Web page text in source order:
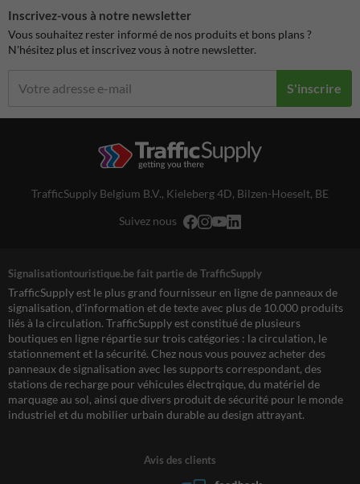
Inscrivez-vous à notre newsletter
Vous souhaitez rester informé de nos produits et bons plans ?
N'hésitez plus et inscrivez vous à notre newsletter.
S'inscrire
TrafficSupply Belgium B.V., Kieleberg 4D, Bilzen-Hoeselt, BE
Suivez nous
Signalisationtouristique.be fait partie de TrafficSupply
TrafficSupply est le plus grand fournisseur en ligne de panneaux de
signalisation, d'information et de texte avec plus de 10.000 produits
liés à la circulation. TrafficSupply est constitué de plusieurs
boutiques en ligne répartie sur trois catégories : la circulation, le
stationnement et la sécurité. Chez nous vous pouvez acheter des
panneaux de signalisation avec les supports correspondant, des
stations de recharge pour véhicules électrqique, du matériel de
marquage au sol, ainsi que divers produit de sécurité pour le monde
industriel et du mobilier urbain durable au design attrayant.
Avis des clients